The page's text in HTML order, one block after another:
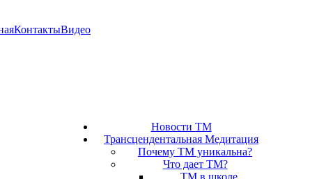
КонтактыВидео
Новости ТМ
Трансцендентальная Медитация
Почему ТМ уникальна?
Что дает ТМ?
ТМ в школе